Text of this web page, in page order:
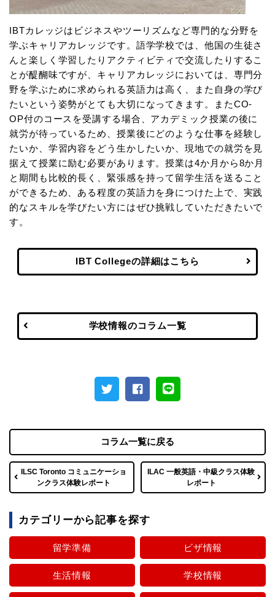
IBTカレッジはビジネスやツーリズムなど専門的な分野を
学ぶキャリアカレッジです。語学学校では、他国の生徒さ
んと楽しく学習したりアクティビティで交流したりするこ
とが醍醐味ですが、キャリアカレッジにおいては、専門分
野を学ぶために求められる英語力は高く、また自身の学び
たいという姿勢がとても大切になってきます。またCO-
OP付のコースを受講する場合、アカデミック授業の後に
就労が待っているため、授業後にどのような仕事を経験し
たいか、学習内容をどう生かしたいか、現地での就労を見
据えて授業に励む必要があります。授業は4か月から8か月
と期間も比較的長く、緊張感を持って留学生活を送ること
ができるため、ある程度の英語力を身につけた上で、実践
的なスキルを学びたい方にはぜひ挑戦していただきたいで
す。
IBT Collegeの詳細はこちら
学校情報のコラム一覧
ILSC Toronto コミュニケーショ
ンクラス体験レポート
コラム一覧に戻る
ILAC 一般英語・中級クラス体験
レポート
カテゴリーから記事を探す
留学準備 ビザ情報
生活情報 学校情報